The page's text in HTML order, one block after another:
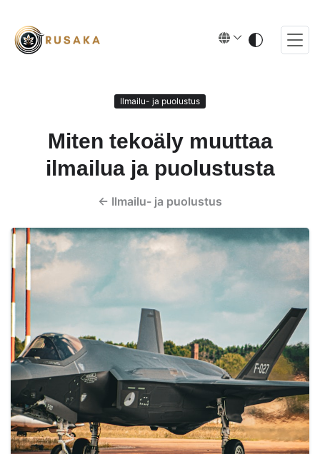
Ilmailu- ja puolustus
Miten tekoäly muuttaa
ilmailua ja puolustusta
← Ilmailu- ja puolustus